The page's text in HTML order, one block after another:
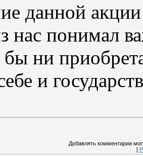
данной
нас понимал
бы ни
и
Добавлять комментарии
[